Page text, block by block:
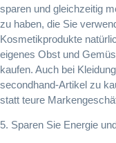
sparen und gleichzeitig
zu haben, die Sie
Kosmetikprodukte
eigenes Obst und
kaufen. Auch bei
secondhand-Artikel zu
statt teure
5. Sparen Sie Energie